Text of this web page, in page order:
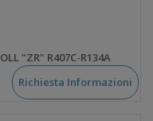
"ZR" R407C-R134A
Richiesta Informazioni